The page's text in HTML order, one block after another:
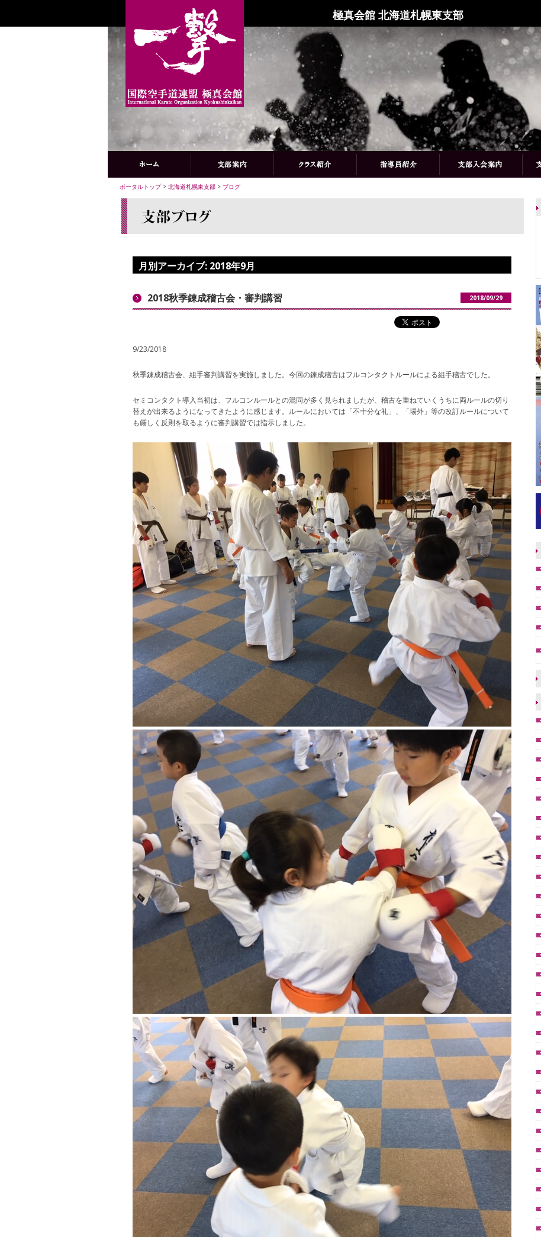
極真会館 北海道札幌東支部
ポータルトップ> 北海道札幌東支部 > ブログ
月別アーカイブ: 2018年9月
2018秋季錬成稽古会・審判講習 2018/09/29
9/23/2018
秋季錬成稽古会、組手審判講習を実施しました。今回の錬成稽古はフルコンタクトルールによる組手稽古でした。
セミコンタクト導入当初は、フルコンルールとの混同が多く見られましたが、稽古を重ねていくうちに両ルールの切り
替えが出来るようになってきたように感じます。ルールにおいては「不十分な礼」、「場外」等の改訂ルールについて
も厳しく反則を取るように審判講習では指示しました。